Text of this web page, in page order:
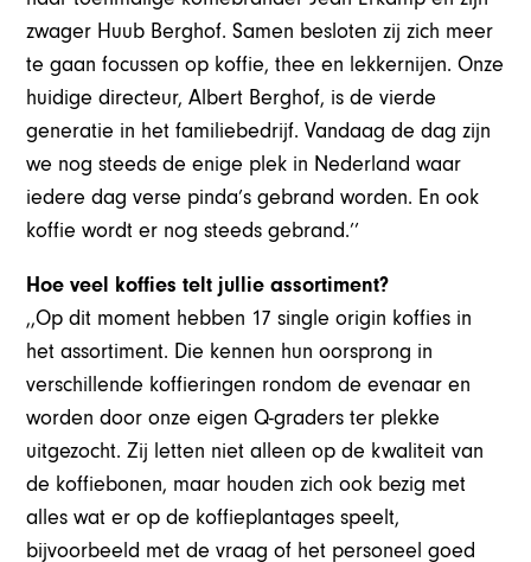
zwager Huub Berghof. Samen besloten zij zich meer
te gaan focussen op koffie, thee en lekkernijen. Onze
huidige directeur, Albert Berghof, is de vierde
generatie in het familiebedrijf. Vandaag de dag zijn
we nog steeds de enige plek in Nederland waar
iedere dag verse pinda’s gebrand worden. En ook
koffie wordt er nog steeds gebrand.’’
Hoe veel koffies telt jullie assortiment?
,,Op dit moment hebben 17 single origin koffies in
het assortiment. Die kennen hun oorsprong in
verschillende koffieringen rondom de evenaar en
worden door onze eigen Q-graders ter plekke
uitgezocht. Zij letten niet alleen op de kwaliteit van
de koffiebonen, maar houden zich ook bezig met
alles wat er op de koffieplantages speelt,
bijvoorbeeld met de vraag of het personeel goed